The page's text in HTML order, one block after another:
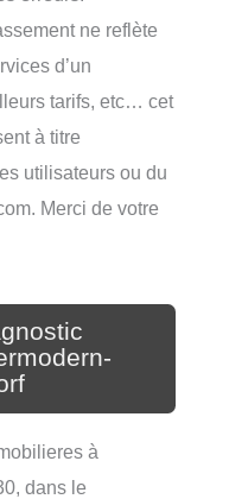
ne reflète
d’un
tarifs, etc… cet
à titre
utilisateurs ou du
Merci de votre
à
dans le